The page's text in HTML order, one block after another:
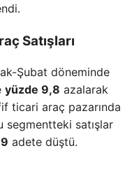
Satışları
Şubat döneminde
yüzde 9,8 azalarak
ticari araç pazarında
segmentteki satışlar
adete düştü.